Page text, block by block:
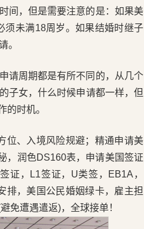
间，但是需要注意的是：如果美
须未满18周岁。如果结婚时继子
。
请周期都是有所不同的，从几个
子女，什么时候申请都一样，但
的时机。
位、入境风险规避；精通申请美
，润色DS160表，申请美国签证
证，L1签证，U类签，EB1A，
排，美国公民婚姻绿卡，雇主担
免遭遇遣返)，全球接单！